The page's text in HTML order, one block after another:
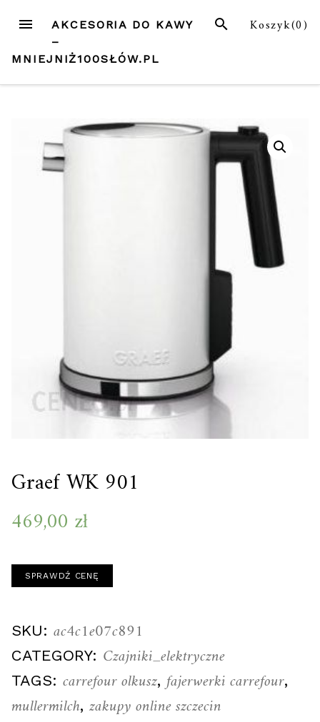
treści
MENU Koszyk(0)
SZUKAJ
AKCESORIA DO KAWY
–
MNIEJNIŻ100SŁÓW.PL
Graef WK 901
469,00 zł
SPRAWDŹ CENĘ
SKU: ac4c1e07c891
CATEGORY: Czajniki_elektryczne
TAGS: carrefour olkusz, fajerwerki carrefour,
mullermilch, zakupy online szczecin